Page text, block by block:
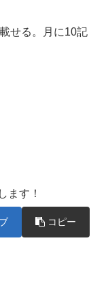
せる。月に10記
ます！
コピー